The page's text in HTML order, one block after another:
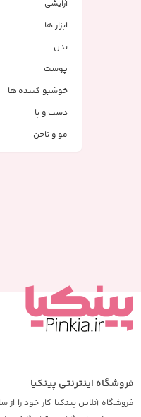
آرایشی
ابزار ها
بدن
پوست
خوشبو کننده ها
دست و پا
مو و ناخن
فروشگاه اینترنتی پینکیا